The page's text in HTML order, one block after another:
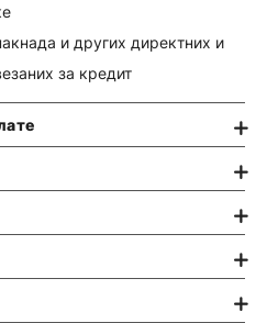
и других директних и
за кредит